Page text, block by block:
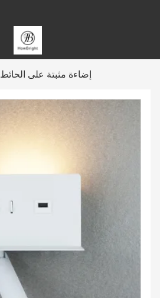
إضاءة مثبتة على الحائط